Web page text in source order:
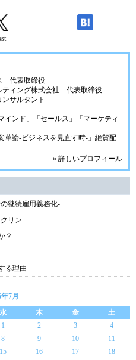
-
代表取締役
ティング株式会社 代表取締役
サルタント
インド」「セールス」「マーケティ
革論-ビジネスを見直す時-」 絶賛配
» 詳しいプロフィール
継続雇用義務化-
リン-
？
る理由
7月
水 木 金
土
1
2 3
4
8 9 10
11
15 16 17
18